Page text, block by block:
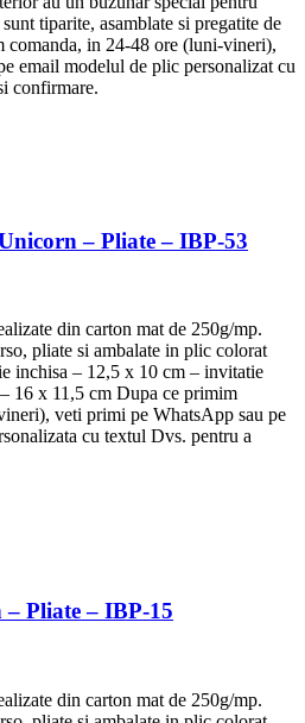
tiparite, asamblate si pregatite de
comanda, in 24-48 ore (luni-vineri),
email modelul de plic personalizat cu
confirmare.
– Pliate – IBP-53
din carton mat de 250g/mp.
pliate si ambalate in plic colorat
inchisa – 12,5 x 10 cm – invitatie
16 x 11,5 cm Dupa ce primim
veti primi pe WhatsApp sau pe
cu textul Dvs. pentru a
Pliate – IBP-15
din carton mat de 250g/mp.